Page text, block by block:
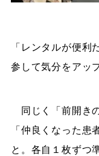
「レンタルが便利
参して気分をアッ
同じく「前開き
「仲良くなった患
と。各自１枚ずつ